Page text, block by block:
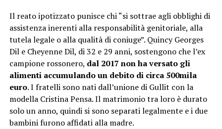
Il reato ipotizzato punisce chi “si sottrae agli obblighi di
assistenza inerenti alla responsabilità genitoriale, alla
tutela legale o alla qualità di coniuge”. Quincy Georges
Dil e Cheyenne Dil, di 32 e 29 anni, sostengono che l’ex
campione rossonero, dal 2017 non ha versato gli
alimenti accumulando un debito di circa 500mila
euro. I fratelli sono nati dall’unione di Gullit con la
modella Cristina Pensa. Il matrimonio tra loro è durato
solo un anno, quindi si sono separati legalmente e i due
bambini furono affidati alla madre.